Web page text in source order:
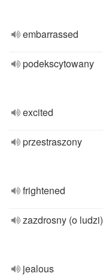
embarrassed
podekscytowany
excited
przestraszony
frightened
zazdrosny (o ludzi)
jealous